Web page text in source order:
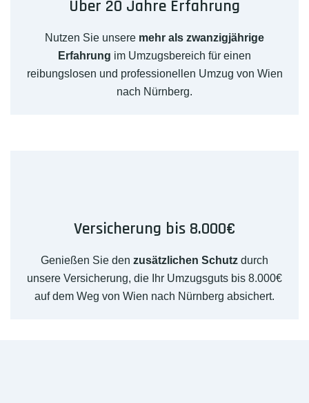
Über 20 Jahre Erfahrung
Nutzen Sie unsere mehr als zwanzigjährige
Erfahrung im Umzugsbereich für einen
reibungslosen und professionellen Umzug von Wien
nach Nürnberg.
Versicherung bis 8.000€
Genießen Sie den zusätzlichen Schutz durch
unsere Versicherung, die Ihr Umzugsguts bis 8.000€
auf dem Weg von Wien nach Nürnberg absichert.